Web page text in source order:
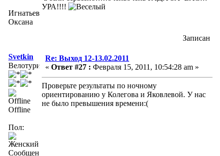
Игнатьева
Оксана
УРА!!!!
Записан
Svetkin
Велотурист
Offline
Пол:
Сообщений:
Re: Выход 12-13.02.2011
« Ответ #27 : Февраля 15, 2011, 10:54:28 am »
Проверьте результаты по ночному
ориентированию у Колегова и Яковлевой. У нас
не было превышения времени:(